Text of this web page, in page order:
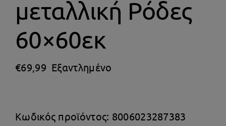
Θέρμανση
μεταλλική Ρόδες
60×60εκ
€69,99 Εξαντλημένο
Κωδικός προϊόντος: 8006023287383